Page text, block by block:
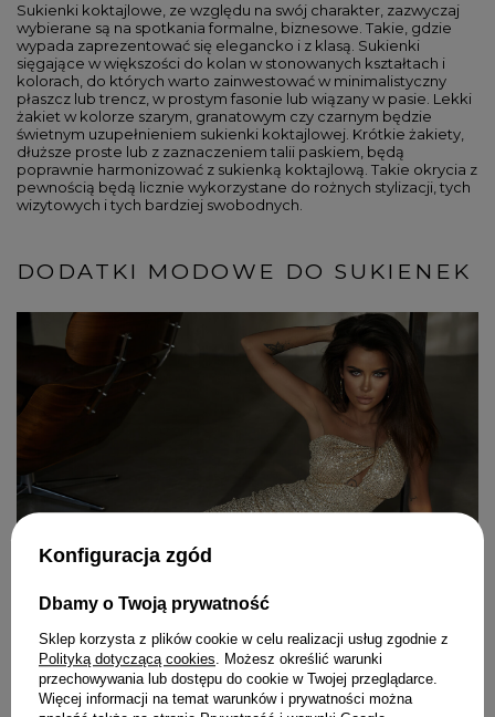
Sukienki koktajlowe, ze względu na swój charakter, zazwyczaj
wybierane są na spotkania formalne, biznesowe. Takie, gdzie
wypada zaprezentować się elegancko i z klasą. Sukienki
sięgające w większości do kolan w stonowanych kształtach i
kolorach, do których warto zainwestować w minimalistyczny
płaszcz lub trencz, w prostym fasonie lub wiązany w pasie. Lekki
żakiet w kolorze szarym, granatowym czy czarnym będzie
świetnym uzupełnieniem sukienki koktajlowej. Krótkie żakiety,
dłuższe proste lub z zaznaczeniem talii paskiem, będą
poprawnie harmonizować z sukienką koktajlową. Takie okrycia z
pewnością będą licznie wykorzystane do rożnych stylizacji, tych
wizytowych i tych bardziej swobodnych.
DODATKI MODOWE DO SUKIENEK
Najnowsze wpisy blogowe
Koronkowe sukienki - jaki kolor wybrać? Jak nosić?
Konfiguracja zgód
Dbamy o Twoją prywatność
Sklep korzysta z plików cookie w celu realizacji usług zgodnie z
Polityką dotyczącą cookies . Możesz określić warunki
przechowywania lub dostępu do cookie w Twojej przeglądarce.
Więcej informacji na temat warunków i prywatności można